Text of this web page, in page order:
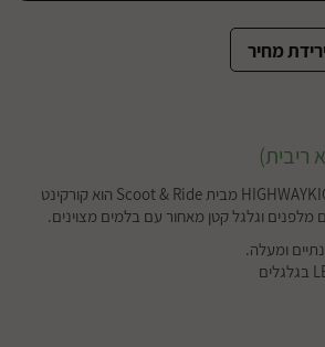
מחיר
קורקינט HIGHWAYKICK 2 LIFESTYLE מבית Scoot & Ride הוא קורקינט
מלפנים וגלגל קטן מאחור עם בלמים מצוינים.
ומעלה.